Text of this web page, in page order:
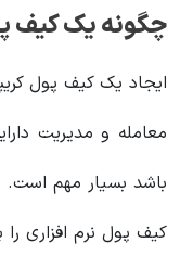
چگونه یک کیف
ایجاد یک کیف پول
معامله و مدیریت
باشد بسیار مهم است.
کیف پول نرم افزاری